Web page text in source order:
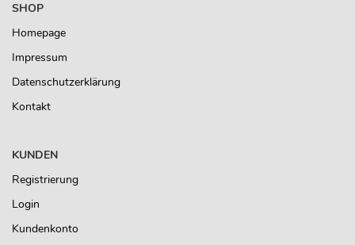
SHOP
Homepage
Impressum
Datenschutzerklärung
Kontakt
KUNDEN
Registrierung
Login
Kundenkonto